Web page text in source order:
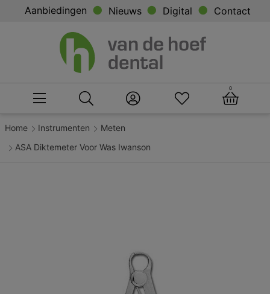
Aanbiedingen Nieuws Digital Contact
0
Home Instrumenten
Meten
ASA Diktemeter Voor Was Iwanson